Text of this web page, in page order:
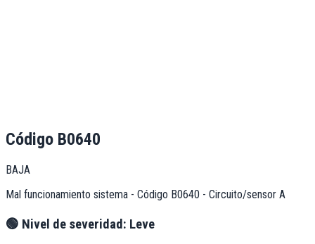
Código B0640
BAJA
Mal funcionamiento sistema - Código B0640 - Circuito/sensor A
🟢 Nivel de severidad: Leve